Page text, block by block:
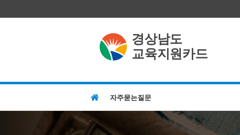
경상남도
교육지원카드
자주묻는질문